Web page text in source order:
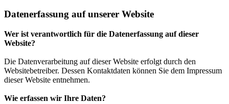
Datenerfassung auf unserer Website
Wer ist verantwortlich für die Datenerfassung auf dieser
Website?
Die Datenverarbeitung auf dieser Website erfolgt durch den
Websitebetreiber. Dessen Kontaktdaten können Sie dem Impressum
dieser Website entnehmen.
Wie erfassen wir Ihre Daten?